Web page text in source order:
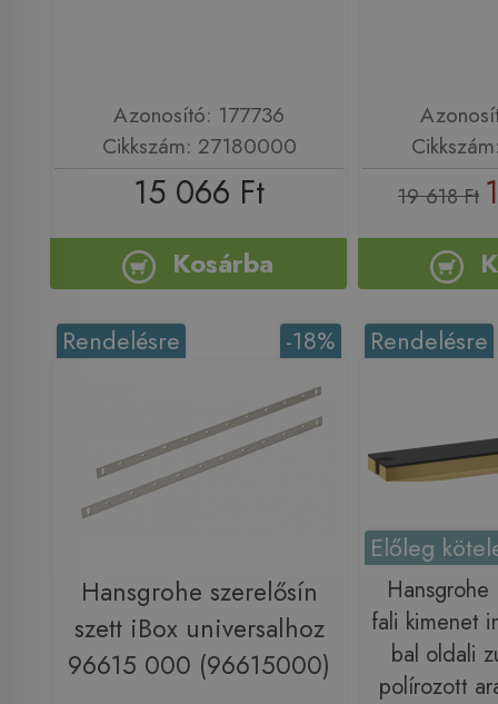
Azonosító: 177736
Cikkszám: 27180000
15 066 Ft
Kosárba
19 618 Ft
-18%
Rendelésre
Hansgrohe szerelősín
szett iBox universalhoz
96615 000 (96615000)
Rendelésre
Előleg
fali kimenet
bal oldali
polírozott